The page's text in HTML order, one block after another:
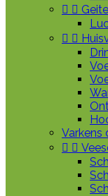
 
 
Varkens
 